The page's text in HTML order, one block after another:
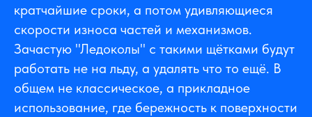
кратчайшие сроки, а потом удивляющиеся
скорости износа частей и механизмов.
Зачастую "Ледоколы" с такими щётками будут
работать не на льду, а удалять что то ещё. В
общем не классическое, а прикладное
использование, где бережность к поверхности